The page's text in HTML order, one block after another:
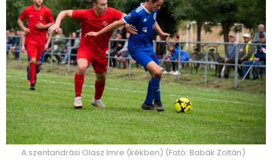
A szentandrási Olasz Imre (kékben) (Fotó: Babák Zoltán)